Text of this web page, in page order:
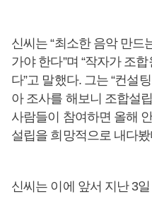
신씨는 “최소한 음악 만드
가야 한다”며 “작자가 조
다”고 말했다. 그는 “컨설
아 조사를 해보니 조합설
사람들이 참여하면 올해
설립을 희망적으로 내다
신씨는 이에 앞서 지난 3